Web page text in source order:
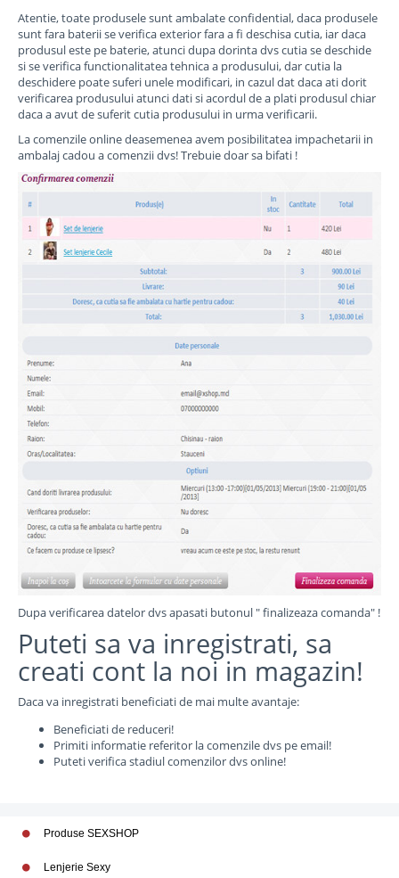
Atentie, toate produsele sunt ambalate confidential, daca produsele
sunt fara baterii se verifica exterior fara a fi deschisa cutia, iar daca
produsul este pe baterie, atunci dupa dorinta dvs cutia se deschide
si se verifica functionalitatea tehnica a produsului, dar cutia la
deschidere poate suferi unele modificari, in cazul dat daca ati dorit
verificarea produsului atunci dati si acordul de a plati produsul chiar
daca a avut de suferit cutia produsului in urma verificarii.
La comenzile online deasemenea avem posibilitatea impachetarii in
ambalaj cadou a comenzii dvs! Trebuie doar sa bifati !
Dupa verificarea datelor dvs apasati butonul " finalizeaza comanda" !
Puteti sa va inregistrati, sa
creati cont la noi in magazin!
Daca va inregistrati beneficiati de mai multe avantaje:
Beneficiati de reduceri!
Primiti informatie referitor la comenzile dvs pe email!
Puteti verifica stadiul comenzilor dvs online!
Produse SEXSHOP
Lenjerie Sexy